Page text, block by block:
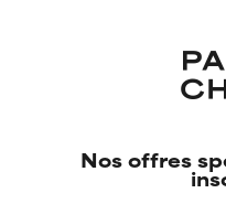
Nos offres